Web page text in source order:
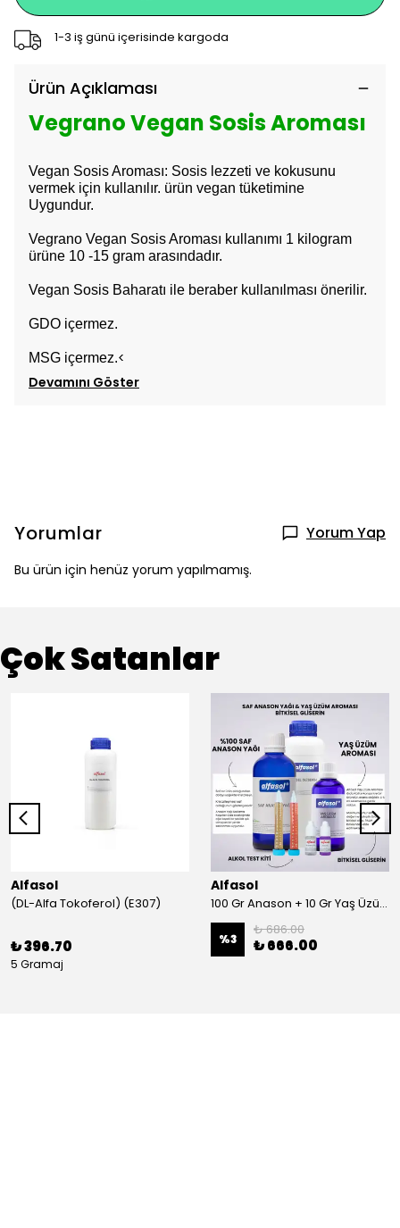
1-3 iş günü içerisinde kargoda
Ürün Açıklaması
Vegrano Vegan Sosis Aroması
Vegan Sosis Aroması: Sosis lezzeti ve kokusunu
vermek için kullanılır. ürün vegan tüketimine
Uygundur.
Vegrano Vegan Sosis Aroması kullanımı 1 kilogram
ürüne 10 -15 gram arasındadır.
Vegan Sosis Baharatı ile beraber kullanılması önerilir.
GDO içermez.
MSG içermez.<
Devamını Göster
Yorumlar Yorum Yap
Bu ürün için henüz yorum yapılmamış.
Çok Satanlar
Alfasol
(DL-Alfa Tokoferol) (E307)
₺ 396.70
5 Gramaj
Alfasol
100 Gr Anason + 10 Gr Yaş Üzüm + 250 Gr Gliserin + Alkol Test Kiti
%3
₺ 686.00
₺ 666.00